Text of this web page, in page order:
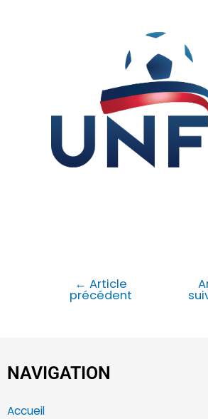
← Article
précédent
NAVIGATION
Accueil